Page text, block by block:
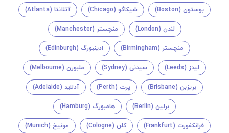
بوستون (Boston) شیکاگو (Chicago) آتلانتا (Atlanta)
لندن (London) منچستر (Manchester)
منچستر (Birmingham) ادینبورگ (Edinburgh)
لیدز (Leeds) سیدنی (Sydney) ملبورن (Melbourne)
بریزبن (Brisbane) پرت (Perth) آدلاید (Adelaide)
برلین (Berlin) هامبورگ (Hamburg)
فرانکفورت (Frankfurt) کلن (Cologne) مونیخ (Munich)